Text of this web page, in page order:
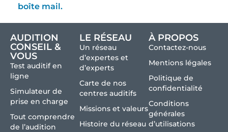
boîte mail.
AUDITION
CONSEIL &
VOUS
Test auditif en
ligne
Simulateur de
prise en charge
Tout comprendre
de l’audition
LE RÉSEAU
Un réseau
d’expertes et
d’experts
Carte de nos
centres auditifs
Missions et valeurs
Histoire du réseau
À PROPOS
Contactez-nous
Mentions légales
Politique de
confidentialité
Conditions
générales
d’utilisations